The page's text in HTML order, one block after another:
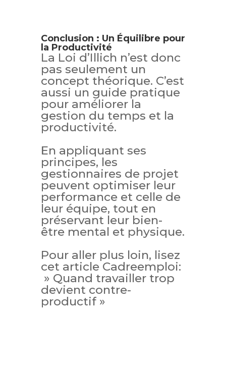
Conclusion : Un Équilibre pour
la Productivité
La Loi d’Illich n’est donc
pas seulement un
concept théorique. C’est
aussi un guide pratique
pour améliorer la
gestion du temps et la
productivité.
En appliquant ses
principes, les
gestionnaires de projet
peuvent optimiser leur
performance et celle de
leur équipe, tout en
préservant leur bien-
être mental et physique.
Pour aller plus loin, lisez
cet article Cadreemploi:
» Quand travailler trop
devient contre-
productif »